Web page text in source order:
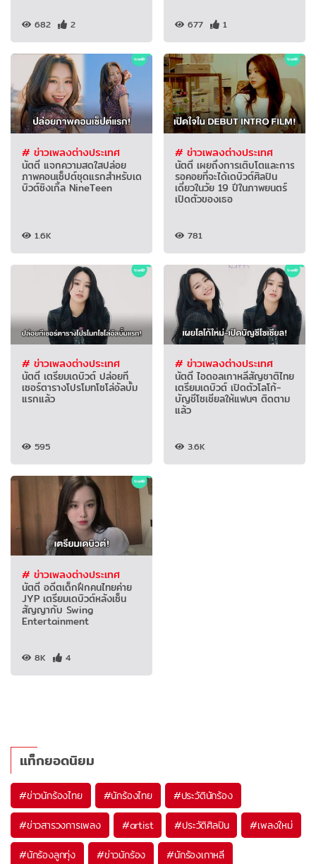
682 2 677 1
# ข่าวเพลงต่างประเทศ
นัตตี้ แจกความสดใสปล่อย
ภาพคอนเซ็ปต์ชุดแรกสำหรับเด
บิวต์ซิงเกิ้ล NineTeen
1.6K
# ข่าวเพลงต่างประเทศ
นัตตี้ เผยถึงการเติบโตและการ
รอคอยที่จะได้เดบิวต์ศิลปิน
เดี่ยวในวัย 19 ปีในภาพยนตร์
เปิดตัวของเธอ
781
# ข่าวเพลงต่างประเทศ
นัตตี้ เตรียมเดบิวต์ ปล่อยที
เซอร์ตารางโปรโมทโซโล่อัลบั้ม
แรกแล้ว
595
# ข่าวเพลงต่างประเทศ
นัตตี้ ไอดอลเกาหลีสัญชาติไทย
เตรียมเดบิวต์ เปิดตัวโลโก้-
บัญชีโซเชียลให้แฟนๆ ติดตาม
แล้ว
3.6K
# ข่าวเพลงต่างประเทศ
นัตตี้ อดีตเด็กฝึกคนไทยค่าย
JYP เตรียมเดบิวต์หลังเซ็น
สัญญากับ Swing
Entertainment
8K 4
แท็กยอดนิยม
#ข่าวนักร้องไทย #นักร้องไทย #ประวัตินักร้อง
#ข่าวสารวงการเพลง #artist #ประวัติศิลปิน #เพลงใหม่
#นักร้องลูกทุ่ง #ข่าวนักร้อง #นักร้องเกาหลี